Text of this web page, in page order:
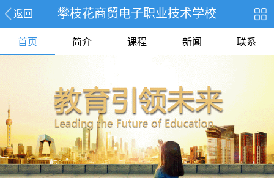
返回 攀枝花商贸电子职业技术学校
首页 简介 课程 新闻 联系